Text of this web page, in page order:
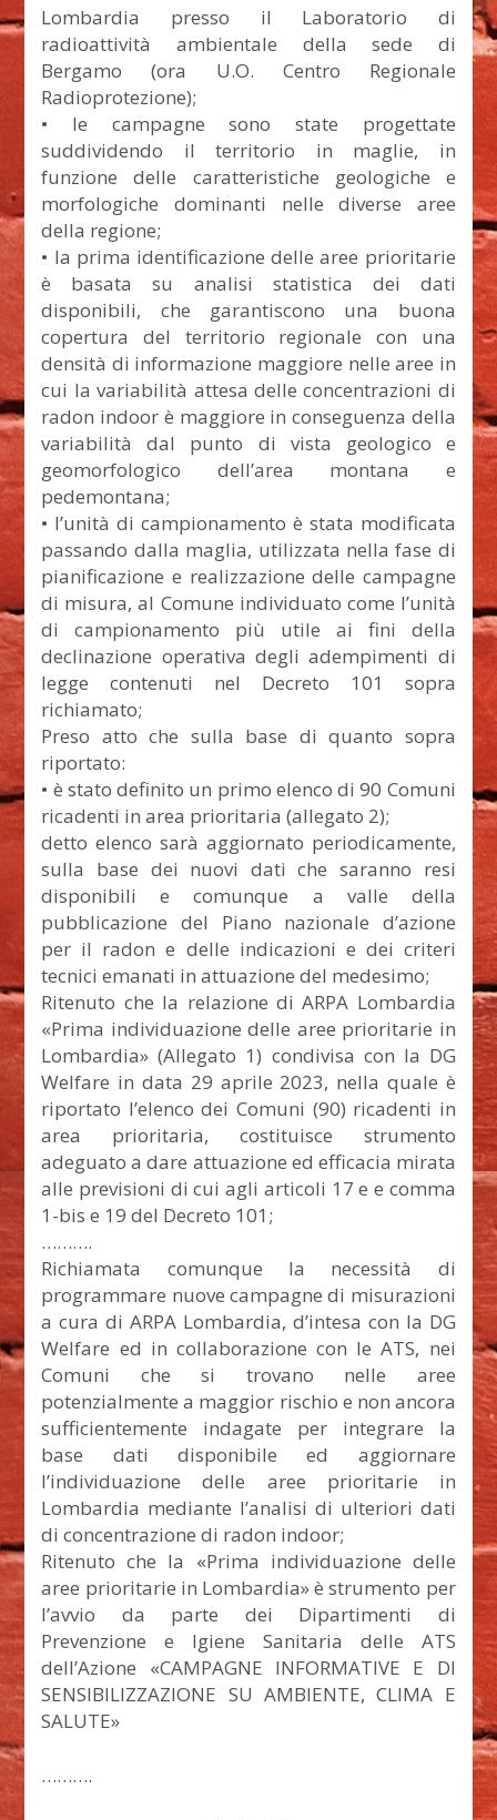
Lombardia presso il Laboratorio di
radioattività ambientale della sede di
Bergamo (ora U.O. Centro Regionale
Radioprotezione);
• le campagne sono state progettate
suddividendo il territorio in maglie, in
funzione delle caratteristiche geologiche e
morfologiche dominanti nelle diverse aree
della regione;
• la prima identificazione delle aree prioritarie
è basata su analisi statistica dei dati
disponibili, che garantiscono una buona
copertura del territorio regionale con una
densità di informazione maggiore nelle aree in
cui la variabilità attesa delle concentrazioni di
radon indoor è maggiore in conseguenza della
variabilità dal punto di vista geologico e
geomorfologico dell’area montana e
pedemontana;
• l’unità di campionamento è stata modificata
passando dalla maglia, utilizzata nella fase di
pianificazione e realizzazione delle campagne
di misura, al Comune individuato come l’unità
di campionamento più utile ai fini della
declinazione operativa degli adempimenti di
legge contenuti nel Decreto 101 sopra
richiamato;
Preso atto che sulla base di quanto sopra
riportato:
• è stato definito un primo elenco di 90 Comuni
ricadenti in area prioritaria (allegato 2);
detto elenco sarà aggiornato periodicamente,
sulla base dei nuovi dati che saranno resi
disponibili e comunque a valle della
pubblicazione del Piano nazionale d’azione
per il radon e delle indicazioni e dei criteri
tecnici emanati in attuazione del medesimo;
Ritenuto che la relazione di ARPA Lombardia
«Prima individuazione delle aree prioritarie in
Lombardia» (Allegato 1) condivisa con la DG
Welfare in data 29 aprile 2023, nella quale è
riportato l’elenco dei Comuni (90) ricadenti in
area prioritaria, costituisce strumento
adeguato a dare attuazione ed efficacia mirata
alle previsioni di cui agli articoli 17 e e comma
1-bis e 19 del Decreto 101;
……….
Richiamata comunque la necessità di
programmare nuove campagne di misurazioni
a cura di ARPA Lombardia, d’intesa con la DG
Welfare ed in collaborazione con le ATS, nei
Comuni che si trovano nelle aree
potenzialmente a maggior rischio e non ancora
sufficientemente indagate per integrare la
base dati disponibile ed aggiornare
l’individuazione delle aree prioritarie in
Lombardia mediante l’analisi di ulteriori dati
di concentrazione di radon indoor;
Ritenuto che la «Prima individuazione delle
aree prioritarie in Lombardia» è strumento per
l’avvio da parte dei Dipartimenti di
Prevenzione e Igiene Sanitaria delle ATS
dell’Azione «CAMPAGNE INFORMATIVE E DI
SENSIBILIZZAZIONE SU AMBIENTE, CLIMA E
SALUTE»
……….